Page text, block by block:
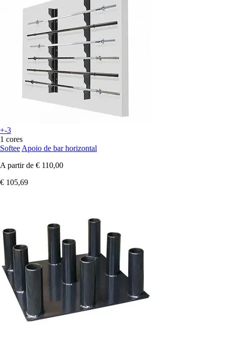
+-3
1 cores
Softee Apoio de bar horizontal
A partir de € 110,00
€ 105,69